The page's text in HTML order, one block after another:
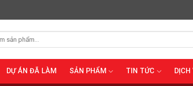
DỰ ÁN ĐÃ LÀM SẢN PHẨM TIN TỨC DỊCH